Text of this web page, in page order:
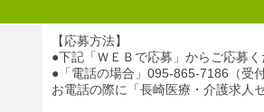
【応募方法】
●下記「ＷＥＢで応募」からご応募
●「電話の場合」095-865-7186（受
お電話の際に「長崎医療・介護求人